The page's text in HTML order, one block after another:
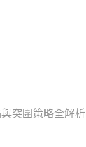
突圍策略全解析